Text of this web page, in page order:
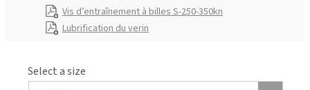
Vis d’entraînement à billes S-250-350kn
Lubrification du verin
Select a size